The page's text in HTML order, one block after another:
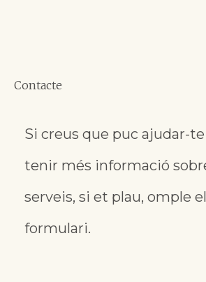
Contacte
Si creus que puc ajudar-
tenir més informació
serveis, si et plau, omple
formulari.